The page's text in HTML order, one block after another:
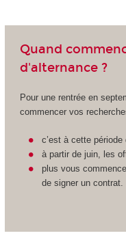
Quand
d'alternance ?
Pour une rentrée en
commencer vos
c’est à cette période
à partir de juin, les
plus vous
de signer un contrat.